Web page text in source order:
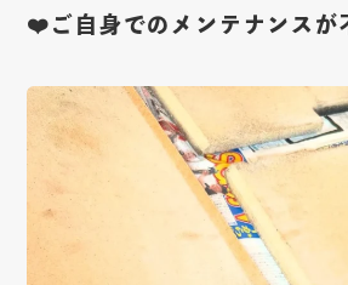
❤️ご自身でのメンテナンスが